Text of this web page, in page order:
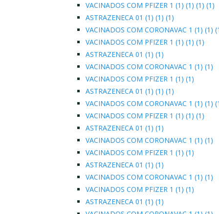
VACINADOS COM PFIZER 1 (1) (1) (1) (1)
ASTRAZENECA 01 (1) (1) (1)
VACINADOS COM CORONAVAC 1 (1) (1)
VACINADOS COM PFIZER 1 (1) (1) (1)
ASTRAZENECA 01 (1) (1)
VACINADOS COM CORONAVAC 1 (1) (1)
VACINADOS COM PFIZER 1 (1) (1)
ASTRAZENECA 01 (1) (1) (1)
VACINADOS COM CORONAVAC 1 (1) (1)
VACINADOS COM PFIZER 1 (1) (1) (1)
ASTRAZENECA 01 (1) (1)
VACINADOS COM CORONAVAC 1 (1) (1)
VACINADOS COM PFIZER 1 (1) (1)
ASTRAZENECA 01 (1) (1)
VACINADOS COM CORONAVAC 1 (1) (1)
VACINADOS COM PFIZER 1 (1) (1)
ASTRAZENECA 01 (1) (1)